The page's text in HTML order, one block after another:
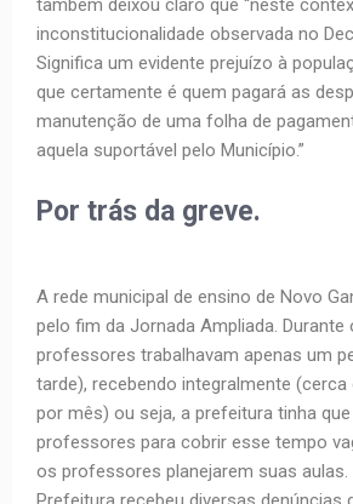
também deixou claro que “neste
inconstitucionalidade observada no
Significa um evidente prejuízo à
que certamente é quem pagará as
manutenção de uma folha de
aquela suportável pelo Município.”
Por trás da greve.
A rede municipal de ensino de Novo
pelo fim da Jornada Ampliada. Durante
professores trabalhavam apenas um
tarde), recebendo integralmente (cerca
por mês) ou seja, a prefeitura tinha
professores para cobrir esse tempo
os professores planejarem suas aulas.